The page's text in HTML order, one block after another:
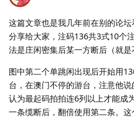
这篇文章也是我几年前在别的论
分享给大家，注码136共3式10个
法是庄闲密集后某一方断后（就是
图中第二个单跳闲出现后开始用
台，在澳门不停的游台，注意他
认为最起码拍拍连6列以上才能成
一条缆断后，翻倍使用第二条。